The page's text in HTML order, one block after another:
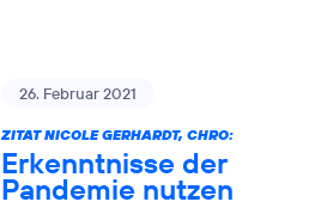
26. Februar 2021
ZITAT NICOLE GERHARDT, CHRO:
Erkenntnisse der
Pandemie nutzen